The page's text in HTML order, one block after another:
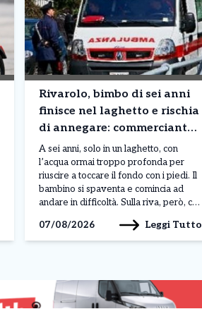
Rivarolo, bimbo di sei anni
finisce nel laghetto e rischia
di annegare: commerciante
si precipita e lo salva
A sei anni, solo in un laghetto, con
l’acqua ormai troppo profonda per
riuscire a toccare il fondo con i piedi. Il
bambino si spaventa e comincia ad
andare in difficoltà. Sulla riva, però, c’è
immediatamente il pericolo: allunga un
braccio, riesce ad afferrarlo e lo tira
07/08/2026 Leggi Tutto